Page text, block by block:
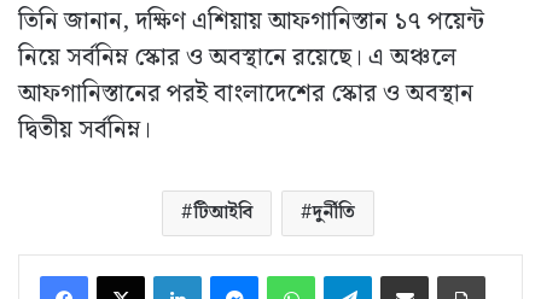
তিনি জানান, দক্ষিণ এশিয়ায় আফগানিস্তান ১৭ পয়েন্ট
নিয়ে সর্বনিম্ন স্কোর ও অবস্থানে রয়েছে। এ অঞ্চলে
আফগানিস্তানের পরই বাংলাদেশের স্কোর ও অবস্থান
দ্বিতীয় সর্বনিম্ন।
টিআইবি দুর্নীতি
LinkedInMessengerWhatsAppTelegramইমেইলে শেয়ার করুন প্রিন্ট